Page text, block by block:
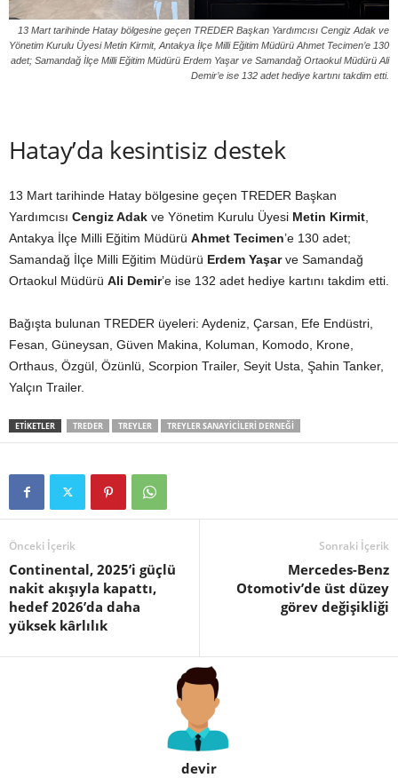
13 Mart tarihinde Hatay bölgesine geçen TREDER Başkan Yardımcısı Cengiz Adak ve
Yönetim Kurulu Üyesi Metin Kirmit, Antakya İlçe Milli Eğitim Müdürü Ahmet Tecimen’e 130
adet; Samandağ İlçe Milli Eğitim Müdürü Erdem Yaşar ve Samandağ Ortaokul Müdürü Ali
Demir’e ise 132 adet hediye kartını takdim etti.
Hatay’da kesintisiz destek
13 Mart tarihinde Hatay bölgesine geçen TREDER Başkan
Yardımcısı Cengiz Adak ve Yönetim Kurulu Üyesi Metin Kirmit
Antakya İlçe Milli Eğitim Müdürü Ahmet Tecimen’e 130 adet;
Samandağ İlçe Milli Eğitim Müdürü Erdem Yaşarve Samandağ
Ortaokul Müdürü Ali Demir’e ise 132 adet hediye kartını takdim etti.
Bağışta bulunan TREDER üyeleri: Aydeniz, Çarsan, Efe Endüstri,
Fesan, Güneysan, Güven Makina, Koluman, Komodo, Krone,
Orthaus, Özgül, Özünlü, Scorpion Trailer, Seyit Usta, Şahin Tanker,
Yalçın Trailer.
ETIKETLER TREDER TREYLER TREYLER SANAYICILERI DERNEĞI
Önceki İçerik
Continental, 2025’i güçlü
nakit akışıyla kapattı,
hedef 2026’da daha
yüksek kârlılık
Sonraki İçerik
Mercedes-Benz
Otomotiv’de üst düzey
görev değişikliği
devir